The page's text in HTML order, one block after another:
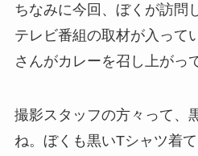
ちなみに今回、ぼくが訪問
テレビ番組の取材が入って
さんがカレーを召し上がっ
撮影スタッフの方々って、
ね。ぼくも黒いTシャツ着